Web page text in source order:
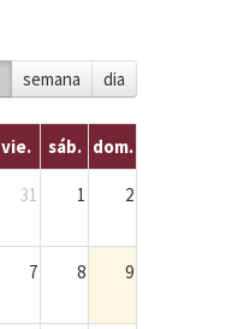
semana dia
vie. sáb. dom.
31 1 2
7 8 9